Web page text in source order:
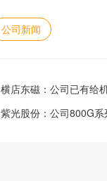
公司新闻
横店东磁：公司已有给
紫光股份：公司800G